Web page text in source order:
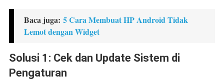
Baca juga: 5 Cara Membuat HP Android Tidak
Lemot dengan Widget
Solusi 1: Cek dan Update Sistem di
Pengaturan